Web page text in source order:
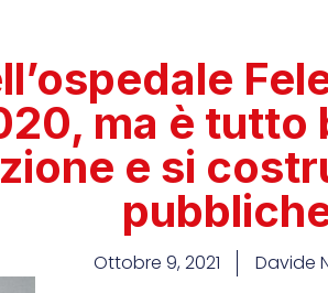
ma è tutto
e si
Ottobre 9, 2021 Davide